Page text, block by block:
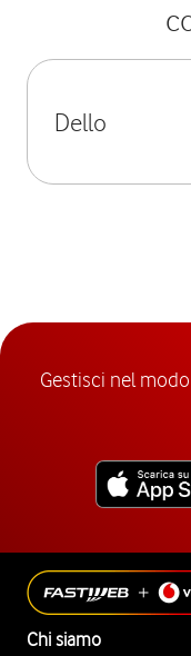
Dello
Gestisci nel
Chi siamo